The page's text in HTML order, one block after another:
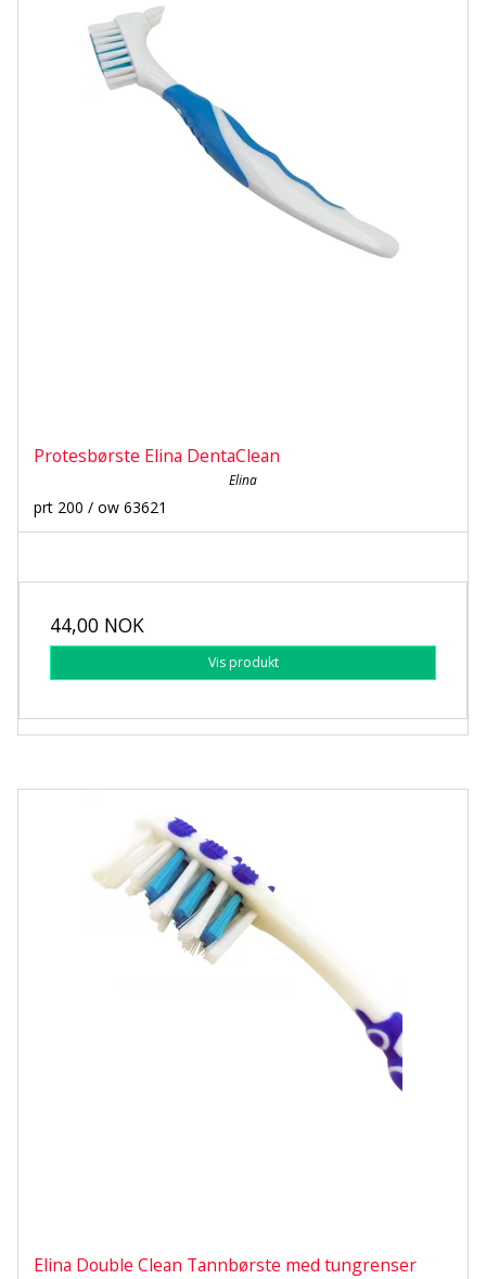
Protesbørste Elina DentaClean
Elina
prt 200 / ow 63621
44,00 NOK
Vis produkt
Elina Double Clean Tannbørste med tungrenser